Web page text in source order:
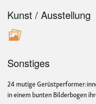
Kunst / Ausstellung
Sonstiges
24 mutige
in einem bunten Bilderbogen